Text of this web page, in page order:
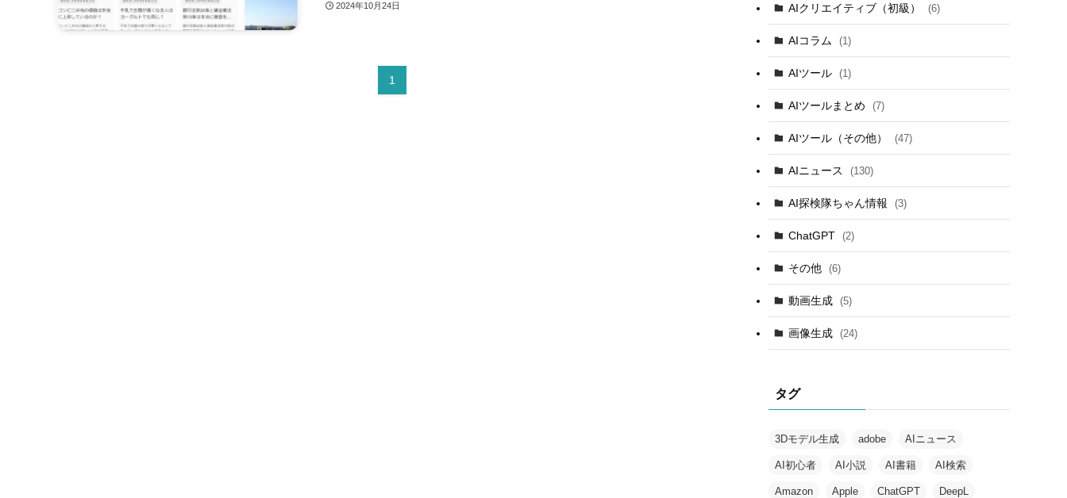
2024年10月24日
1
AIクリエイティブ（初級） (6)
AIコラム (1)
AIツール (1)
AIツールまとめ (7)
AIツール（その他） (47)
AIニュース (130)
AI探検隊ちゃん情報 (3)
ChatGPT (2)
その他 (6)
動画生成 (5)
画像生成 (24)
タグ
3Dモデル生成 adobe AIニュース
AI初心者 AI小説 AI書籍 AI検索
Amazon Apple ChatGPT DeepL